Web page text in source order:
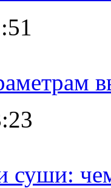
суши: